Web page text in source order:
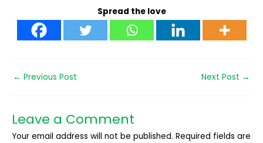
Spread the love
← Previous Post Next Post →
Leave a Comment
Your email address will not be published. Required fields are